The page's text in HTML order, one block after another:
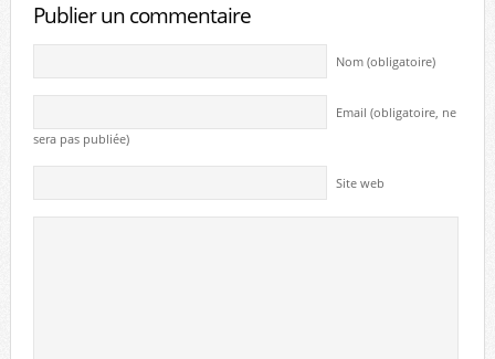
Publier un commentaire
Nom (obligatoire)
Email (obligatoire, ne
sera pas publiée)
Site web